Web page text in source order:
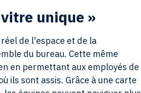
unique »
de l'espace et de la
du bureau. Cette même
en permettant aux employés de
ils sont assis. Grâce à une carte